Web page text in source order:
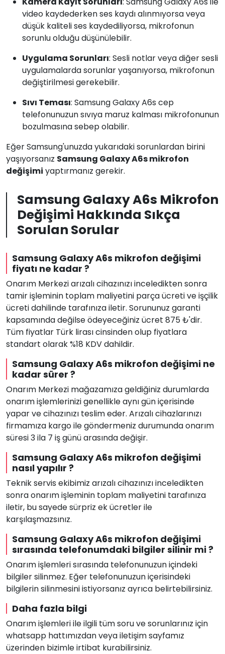
video kaydederken ses kaydı alınmıyorsa veya
düşük kaliteli ses kaydediliyorsa, mikrofonun
sorunlu olduğu düşünülebilir.
Uygulama Sorunları: Sesli notlar veya diğer sesli
uygulamalarda sorunlar yaşanıyorsa, mikrofonun
değiştirilmesi gerekebilir.
Sıvı Teması: Samsung Galaxy A6s cep
telefonunuzun sıvıya maruz kalması mikrofonunun
bozulmasına sebep olabilir.
Eğer Samsung'unuzda yukarıdaki sorunlardan birini
yaşıyorsanız Samsung Galaxy A6s mikrofon
değişimi yaptırmanız gerekir.
Samsung Galaxy A6s Mikrofon
Değişimi Hakkında Sıkça
Sorulan Sorular
Samsung Galaxy A6s mikrofon değişimi
fiyatı ne kadar ?
Onarım Merkezi arızalı cihazınızı inceledikten sonra
tamir işleminin toplam maliyetini parça ücreti ve işçilik
ücreti dahilinde tarafınıza iletir. Sorununuz garanti
kapsamında değilse ödeyeceğiniz ücret 875 ₺'dir.
Tüm fiyatlar Türk lirası cinsinden olup fiyatlara
standart olarak %18 KDV dahildir.
Samsung Galaxy A6s mikrofon değişimi ne
kadar sürer ?
Onarım Merkezi mağazamıza geldiğiniz durumlarda
onarım işlemlerinizi genellikle aynı gün içerisinde
yapar ve cihazınızı teslim eder. Arızalı cihazlarınızı
firmamıza kargo ile göndermeniz durumunda onarım
süresi 3 ila 7 iş günü arasında değişir.
Samsung Galaxy A6s mikrofon değişimi
nasıl yapılır ?
Teknik servis ekibimiz arızalı cihazınızı inceledikten
sonra onarım işleminin toplam maliyetini tarafınıza
iletir, bu sayede sürpriz ek ücretler ile
karşılaşmazsınız.
Samsung Galaxy A6s mikrofon değişimi
sırasında telefonumdaki bilgiler silinir mi ?
Onarım işlemleri sırasında telefonunuzun içindeki
bilgiler silinmez. Eğer telefonunuzun içerisindeki
bilgilerin silinmesini istiyorsanız ayrıca belirtebilirsiniz.
Daha fazla bilgi
Onarım işlemleri ile ilgili tüm soru ve sorunlarınız için
whatsapp hattımızdan veya iletişim sayfamız
üzerinden bizimle irtibat kurabilirsiniz.